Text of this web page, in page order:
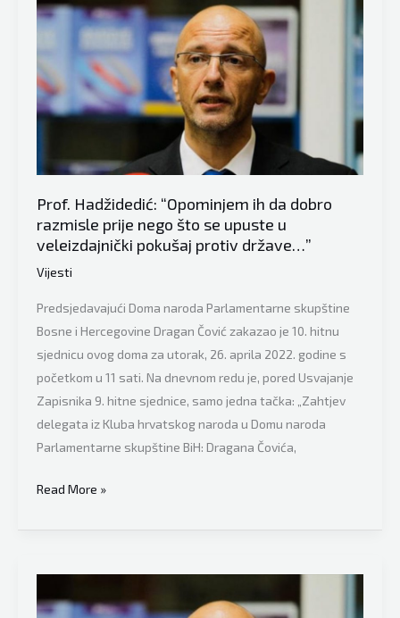
Hadžidedić:
“BiH
tužiti
Hrvatsku!
Zagreb
Daytonski
Prof. Hadžidedić: “Opominjem ih da dobro
razmisle prije nego što se upuste u
veleizdajnički pokušaj protiv države…”
Vijesti
Predsjedavajući Doma naroda Parlamentarne skupštine
Bosne i Hercegovine Dragan Čović zakazao je 10. hitnu
sjednicu ovog doma za utorak, 26. aprila 2022. godine s
početkom u 11 sati. Na dnevnom redu je, pored Usvajanje
Zapisnika 9. hitne sjednice, samo jedna tačka: „Zahtjev
delegata iz Kluba hrvatskog naroda u Domu naroda
Parlamentarne skupštine BiH: Dragana Čovića,
Prof.
“Opominjem
dobro
Read More »